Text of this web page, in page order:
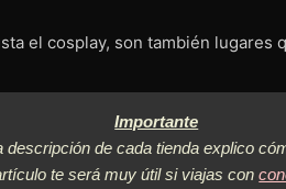
el cosplay, son también lugares
Importante
descripción de cada tienda explico
te será muy útil si viajas con